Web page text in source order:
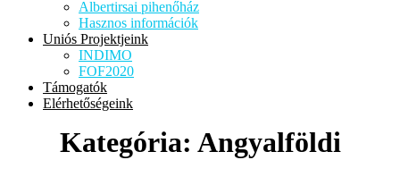
Albertirsai pihenőház
Hasznos információk
Uniós Projektjeink
INDIMO
FOF2020
Támogatók
Elérhetőségeink
Kategória: Angyalföldi